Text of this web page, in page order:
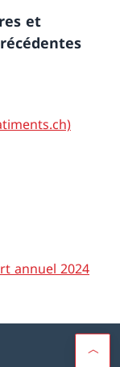
et
annuel 2024